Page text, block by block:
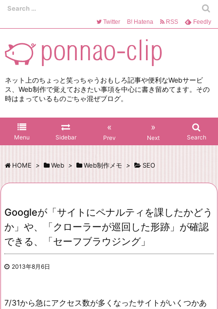
ネット上のちょっと笑っちゃうおもしろ記事や便利なWebサービ
ス、Web制作で覚えておきたい事項を中心に書き留めてます。その
時はまっているものごちゃ混ぜブログ。
Menu Sidebar
«
Prev
»
Next Search
Twitter B! Hatena RSS Feedly
HOME > Web > Web制作メモ > SEO
Googleが「サイトにペナルティを課したかどう
か」や、「クローラーが巡回した形跡」が確認
できる、「セーフブラウジング」
2013年8月6日
7/31から急にアクセス数が多くなったサイトがいくつかあ